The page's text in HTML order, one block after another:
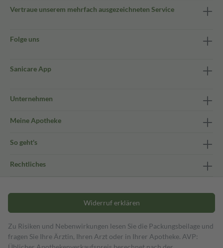
Vertraue unserem mehrfach ausgezeichneten Service
Folge uns
Sanicare App
Unternehmen
Meine Apotheke
So geht's
Rechtliches
Widerruf erklären
Zu Risiken und Nebenwirkungen lesen Sie die Packungsbeilage und
fragen Sie Ihre Ärztin, Ihren Arzt oder in Ihrer Apotheke. AVP: